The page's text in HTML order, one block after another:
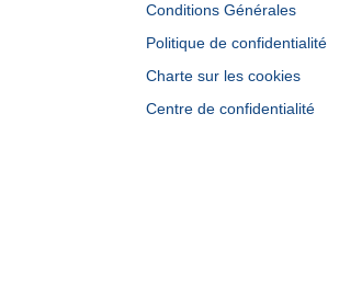
Conditions Générales
Politique de confidentialité
Charte sur les cookies
Centre de confidentialité